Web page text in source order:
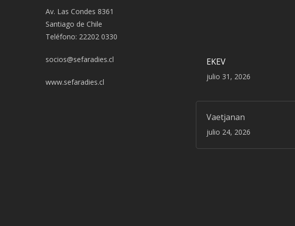
Av. Las Condes 8361
Santiago de Chile
Teléfono: 22202 0330
socios@sefaradies.cl
www.sefaradies.cl
EKEV
julio 31, 2026
Vaetjanan
julio 24, 2026